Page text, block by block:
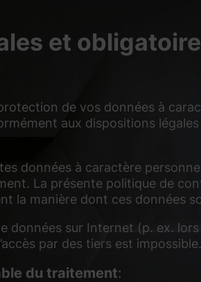
et
de vos données à
aux dispositions
données à caractère
La présente politique de
la manière dont ces données
données sur Internet (p. ex.
par des tiers est impossible.
du traitement: